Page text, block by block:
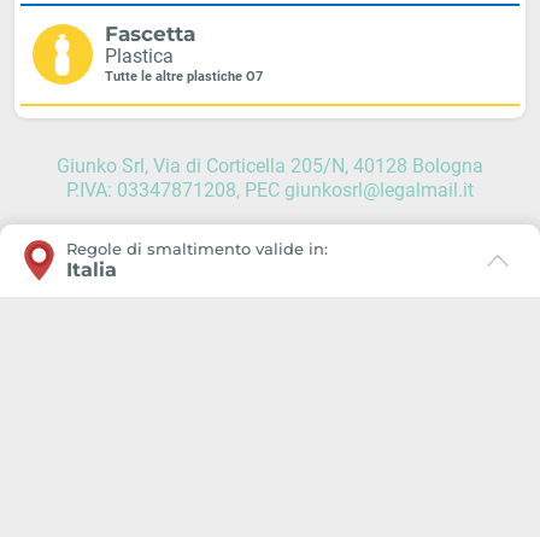
Fascetta
Plastica
Tutte le altre plastiche O7
Giunko Srl, Via di Corticella 205/N, 40128 Bologna
P.IVA: 03347871208, PEC giunkosrl@legalmail.it
Regole di smaltimento valide in:
Italia